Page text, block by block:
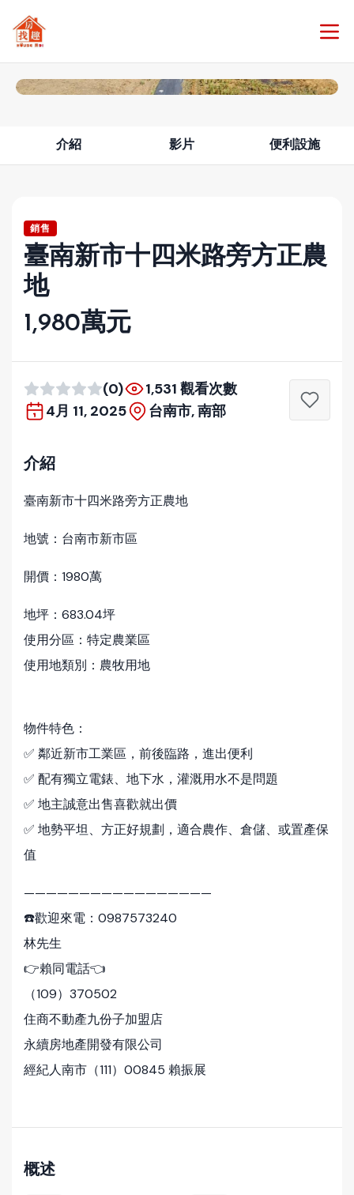
查看所有照片 4
介紹 影片 便利設施
銷售
臺南新市十四米路旁方正農
地
1,980萬元
(0)
1,531 觀看次數
4月 11, 2025
台南市, 南部
介紹
臺南新市十四米路旁方正農地
地號：台南市新市區
開價：1980萬
地坪：683.04坪
使用分區：特定農業區
使用地類別：農牧用地
物件特色：
✅ 鄰近新市工業區，前後臨路，進出便利
✅ 配有獨立電錶、地下水，灌溉用水不是問題
✅ 地主誠意出售喜歡就出價
✅ 地勢平坦、方正好規劃，適合農作、倉儲、或置產保
值
—————————————————
☎️歡迎來電：0987573240
林先生
👉賴同電話👈
（109）370502
住商不動產九份子加盟店
永續房地產開發有限公司
經紀人南市（111）00845 賴振展
概述